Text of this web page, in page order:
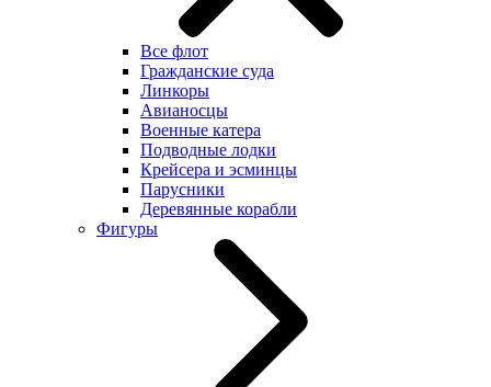
Все флот
Гражданские суда
Линкоры
Авианосцы
Военные катера
Подводные лодки
Крейсера и эсминцы
Парусники
Деревянные корабли
Фигуры